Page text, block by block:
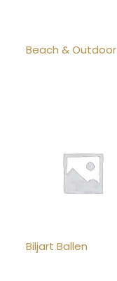
Beach & Outdoor
Biljart Ballen